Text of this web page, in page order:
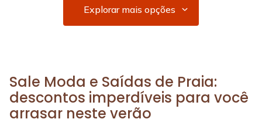
Sale Moda e Saídas de Praia:
descontos imperdíveis para você
arrasar neste verão